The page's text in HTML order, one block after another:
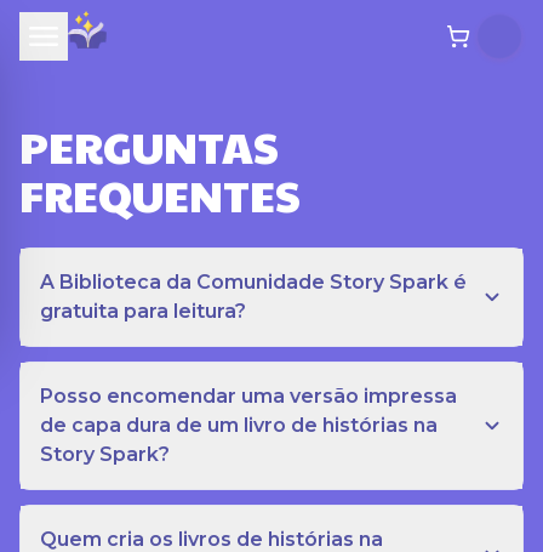
PERGUNTAS
FREQUENTES
A Biblioteca da Comunidade Story Spark é
gratuita para leitura?
Posso encomendar uma versão impressa
de capa dura de um livro de histórias na
Story Spark?
Quem cria os livros de histórias na